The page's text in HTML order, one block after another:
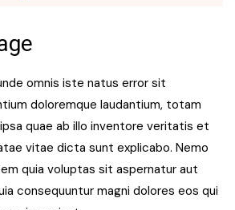
omnis iste natus error sit
doloremque laudantium, totam
quae ab illo inventore veritatis et
vitae dicta sunt explicabo. Nemo
quia voluptas sit aspernatur aut
consequuntur magni dolores eos qui